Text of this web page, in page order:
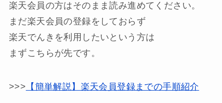
楽天会員の方はそのまま読み進めてください。
まだ楽天会員の登録をしておらず
楽天でんきを利用したいという方は
まずこちらが先です。
>>> 【簡単解説】楽天会員登録までの手順紹介